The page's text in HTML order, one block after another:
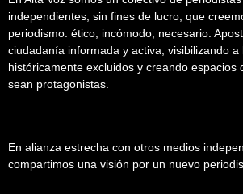
independientes, sin fines de lucro, que
periodismo: ético, incómodo, necesario.
ciudadanía informada y activa, visibilizando a
históricamente excluidos y creando espacios
sean protagonistas.
En alianza estrecha con otros medios
compartimos una visión por un nuevo